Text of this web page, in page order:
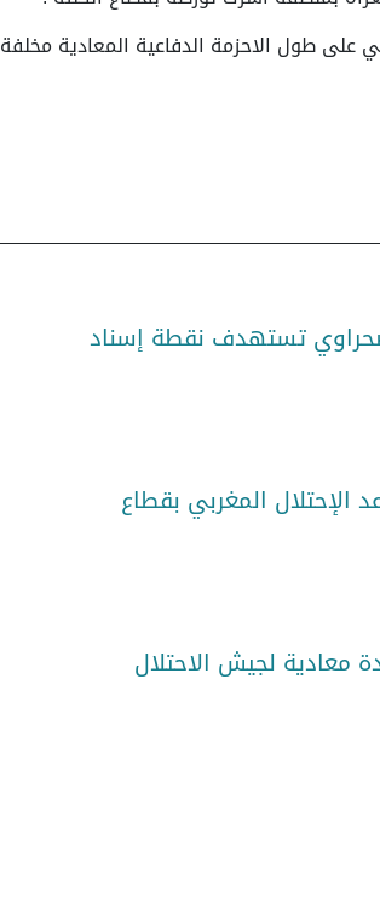
طول الاحزمة الدفاعية المعادية مخلفة
تستهدف نقطة إسناد
المغربي بقطاع
لجيش الاحتلال